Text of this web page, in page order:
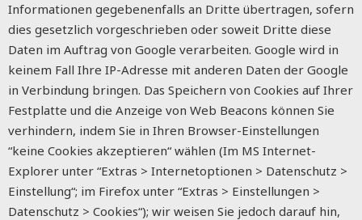
Informationen gegebenenfalls an Dritte übertragen, sofern
dies gesetzlich vorgeschrieben oder soweit Dritte diese
Daten im Auftrag von Google verarbeiten. Google wird in
keinem Fall Ihre IP-Adresse mit anderen Daten der Google
in Verbindung bringen. Das Speichern von Cookies auf Ihrer
Festplatte und die Anzeige von Web Beacons können Sie
verhindern, indem Sie in Ihren Browser-Einstellungen
“keine Cookies akzeptieren“ wählen (Im MS Internet-
Explorer unter “Extras > Internetoptionen > Datenschutz >
Einstellung“; im Firefox unter “Extras > Einstellungen >
Datenschutz > Cookies“); wir weisen Sie jedoch darauf hin,